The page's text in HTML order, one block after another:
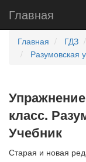
Главная
Главная ГДЗ
Разумовская
класс.
Учебник
Старая и новая